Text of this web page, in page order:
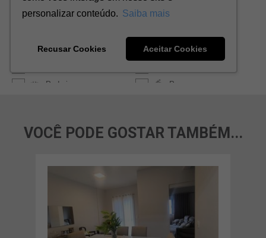
VOCÊ PODE GOSTAR TAMBÉM...